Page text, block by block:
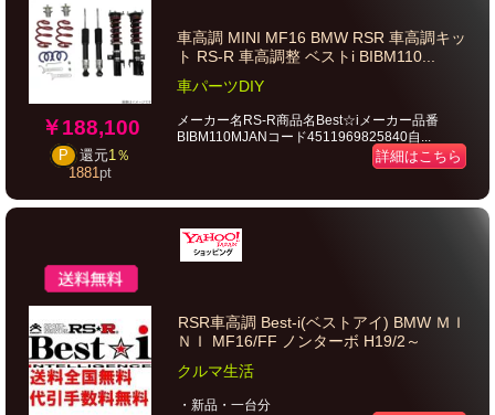
￥188,100
P 還元1％
1881 pt
車高調 MINI MF16 BMW RSR 車高調キッ
ト RS-R 車高調整 ベストi BIBM110...
車パーツDIY
メーカー名RS-R商品名Best☆iメーカー品番
BIBM110MJANコード4511969825840自...
詳細はこちら
RSR車高調 Best-i(ベストアイ) BMW ＭＩ
ＮＩ MF16/FF ノンターボ H19/2～
クルマ生活
・新品・一台分